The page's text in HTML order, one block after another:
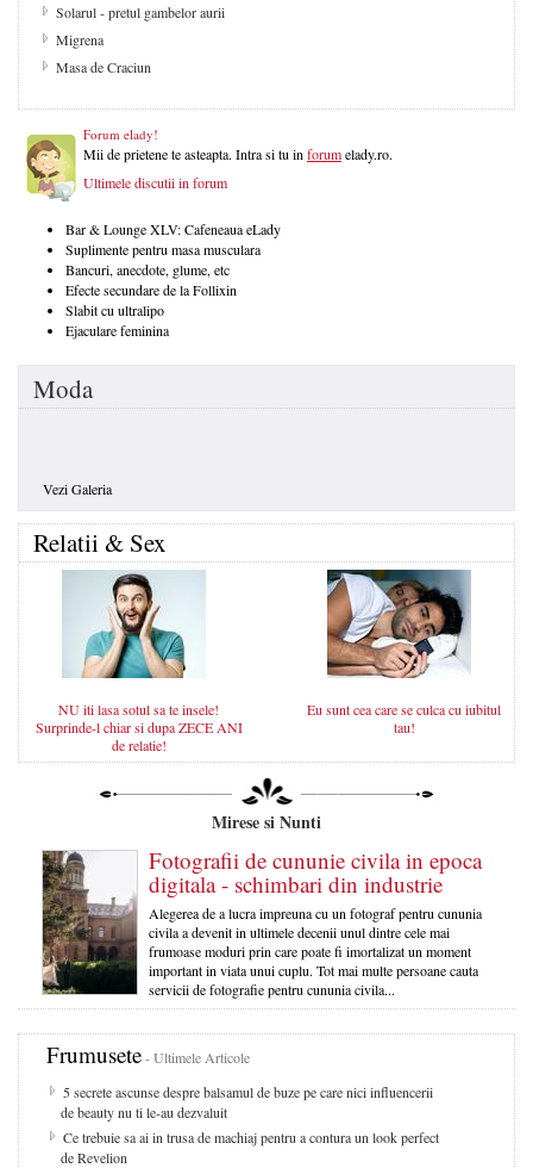
Solarul - pretul gambelor aurii
Migrena
Masa de Craciun
Forum elady!
Mii de prietene te asteapta. Intra si tu in forumelady.ro.
Ultimele discutii in forum
Bar & Lounge XLV: Cafeneaua eLady
Suplimente pentru masa musculara
Bancuri, anecdote, glume, etc
Efecte secundare de la Follixin
Slabit cu ultralipo
Ejaculare feminina
Moda
Vezi Galeria
Relatii & Sex
NU iti lasa sotul sa te insele!
Surprinde-l chiar si dupa ZECE ANI
de relatie!
Eu sunt cea care se culca cu iubitul
tau!
Mirese si Nunti
Fotografii de cununie civila in epoca
digitala - schimbari din industrie
Alegerea de a lucra impreuna cu un fotograf pentru cununia
civila a devenit in ultimele decenii unul dintre cele mai
frumoase moduri prin care poate fi imortalizat un moment
important in viata unui cuplu. Tot mai multe persoane cauta
servicii de fotografie pentru cununia civila...
Frumusete- Ultimele Articole
5 secrete ascunse despre balsamul de buze pe care nici influencerii
de beauty nu ti le-au dezvaluit
Ce trebuie sa ai in trusa de machiaj pentru a contura un look perfect
de Revelion